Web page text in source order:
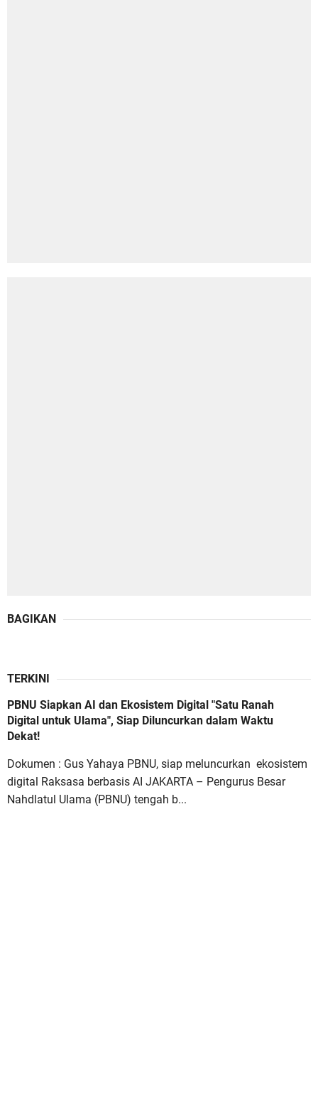
BAGIKAN
TERKINI
PBNU Siapkan AI dan Ekosistem Digital "Satu Ranah
Digital untuk Ulama", Siap Diluncurkan dalam Waktu
Dekat!
Dokumen : Gus Yahaya PBNU, siap meluncurkan ekosistem
digital Raksasa berbasis AI JAKARTA – Pengurus Besar
Nahdlatul Ulama (PBNU) tengah b...